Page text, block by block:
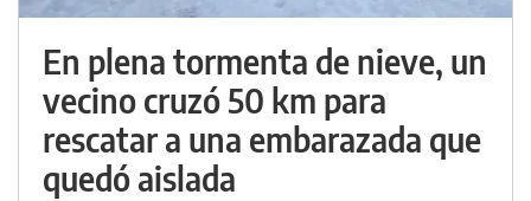
En plena tormenta de nieve, un
vecino cruzó 50 km para
rescatar a una embarazada que
quedó aislada